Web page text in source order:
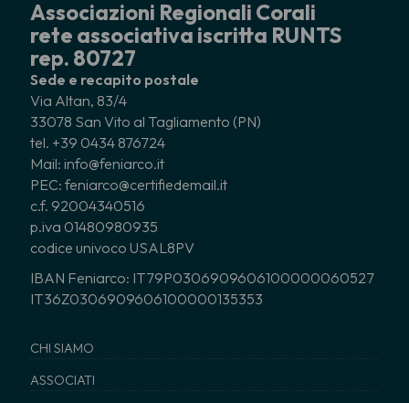
Associazioni Regionali Corali
rete associativa iscritta RUNTS
rep. 80727
Sede e recapito postale
Via Altan, 83/4
33078 San Vito al Tagliamento (PN)
tel. +39 0434 876724
Mail: info@feniarco.it
PEC: feniarco@certifiedemail.it
c.f. 92004340516
p.iva 01480980935
codice univoco USAL8PV
IBAN Feniarco: IT79P0306909606100000060527
IT36Z0306909606100000135353
CHI SIAMO
ASSOCIATI